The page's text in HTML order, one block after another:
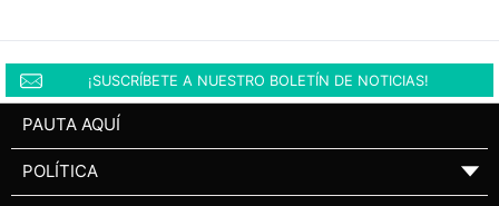
¡SUSCRÍBETE A NUESTRO BOLETÍN DE NOTICIAS!
PAUTA AQUÍ
POLÍTICA ▼